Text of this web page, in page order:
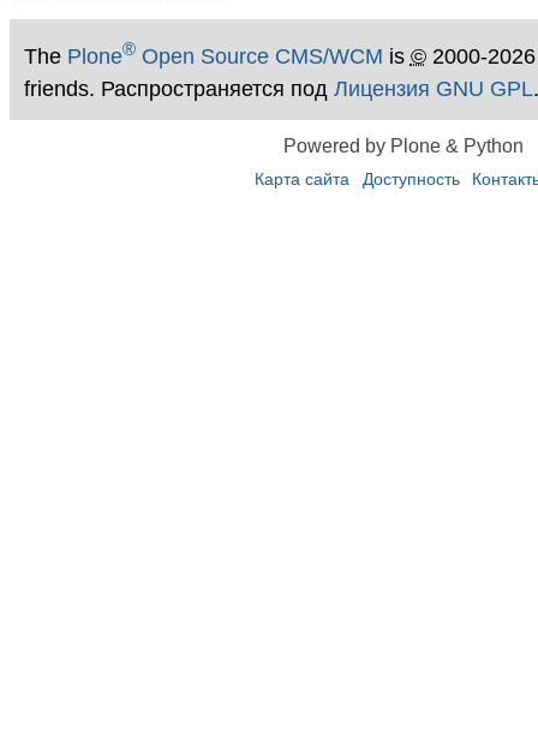
The Plone®Open Source CMS/WCM is ©2000-
friends. Распространяется под Лицензия GNU GPL.
Powered by Plone & Python
Карта сайта Доступность